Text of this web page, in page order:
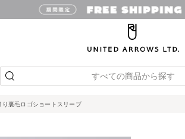
すべての商品から探す
り裏毛ロゴショートスリーブ